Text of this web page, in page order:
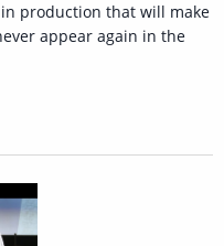
production that will make
appear again in the